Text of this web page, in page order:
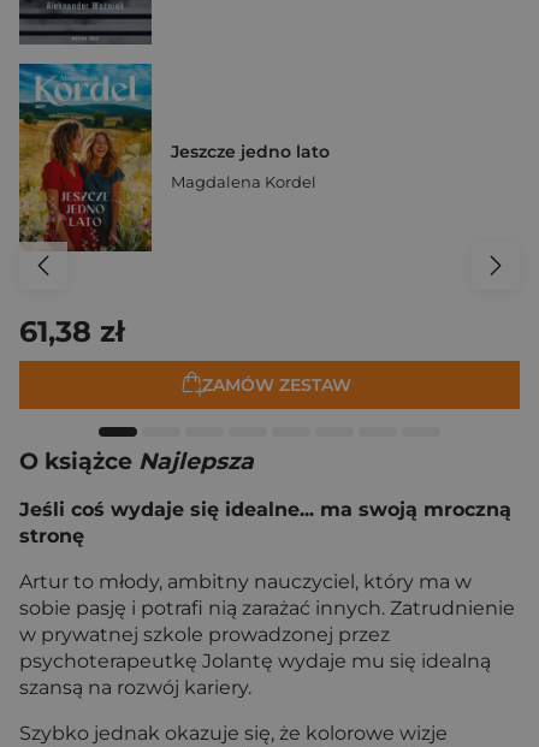
Jeszcze jedno lato
Magdalena Kordel
61,38 zł
ZAMÓW ZESTAW
O książce Najlepsza
Jeśli coś wydaje się idealne... ma swoją mroczną
stronę
Artur to młody, ambitny nauczyciel, który ma w
sobie pasję i potrafi nią zarażać innych. Zatrudnienie
w prywatnej szkole prowadzonej przez
psychoterapeutkę Jolantę wydaje mu się idealną
szansą na rozwój kariery.
Szybko jednak okazuje się, że kolorowe wizje